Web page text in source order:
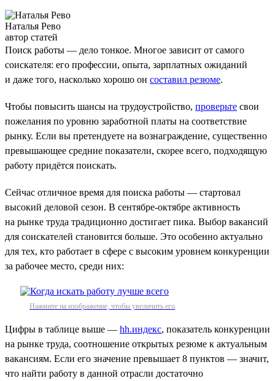
Наталья Рево
автор статей
Поиск работы — дело тонкое. Многое зависит от самого
соискателя: его профессии, опыта, зарплатных ожиданий
и даже того, насколько хорошо он составил резюме.
Чтобы повысить шансы на трудоустройство, проверьте свои
пожелания по уровню заработной платы на соответствие
рынку. Если вы претендуете на вознаграждение, существенно
превышающее средние показатели, скорее всего, подходящую
работу придётся поискать.
Сейчас отличное время для поиска работы — стартовал
высокий деловой сезон. В сентябре-октябре активность
на рынке труда традиционно достигает пика. Выбор вакансий
для соискателей становится больше. Это особенно актуально
для тех, кто работает в сфере с высоким уровнем конкуренции
за рабочее место, среди них:
Нажмите на изображение, чтобы увеличить его
Цифры в таблице выше — hh.индекс, показатель конкуренции
на рынке труда, соотношение открытых резюме к актуальным
вакансиям. Если его значение превышает 8 пунктов — значит,
что найти работу в данной отрасли достаточно